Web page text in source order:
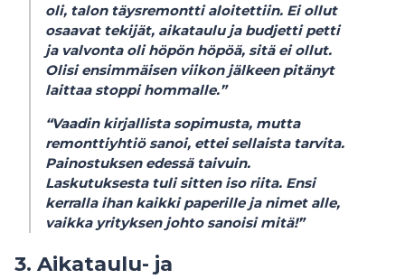
oli, talon täysremontti aloitettiin. Ei ollut
osaavat tekijät, aikataulu ja budjetti petti
ja valvonta oli höpön höpöä, sitä ei ollut.
Olisi ensimmäisen viikon jälkeen pitänyt
laittaa stoppi hommalle.”
“Vaadin kirjallista sopimusta, mutta
remonttiyhtiö sanoi, ettei sellaista tarvita.
Painostuksen edessä taivuin.
Laskutuksesta tuli sitten iso riita. Ensi
kerralla ihan kaikki paperille ja nimet alle,
vaikka yrityksen johto sanoisi mitä!”
3. Aikataulu- ja